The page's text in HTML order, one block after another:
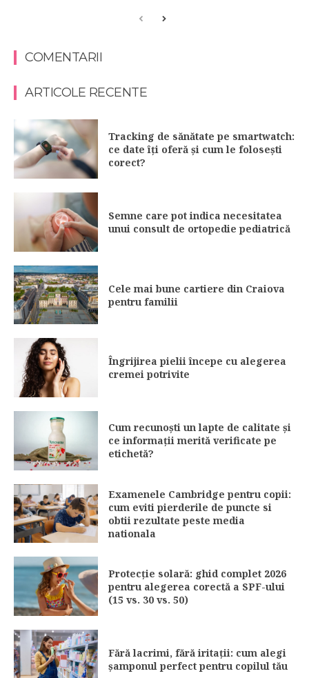
COMENTARII
ARTICOLE RECENTE
Tracking de sănătate pe smartwatch:
ce date îți oferă și cum le folosești
corect?
Semne care pot indica necesitatea
unui consult de ortopedie pediatrică
Cele mai bune cartiere din Craiova
pentru familii
Îngrijirea pielii începe cu alegerea
cremei potrivite
Cum recunoști un lapte de calitate și
ce informații merită verificate pe
etichetă?
Examenele Cambridge pentru copii:
cum eviti pierderile de puncte si
obtii rezultate peste media
nationala
Protecție solară: ghid complet 2026
pentru alegerea corectă a SPF-ului
(15 vs. 30 vs. 50)
Fără lacrimi, fără iritații: cum alegi
șamponul perfect pentru copilul tău